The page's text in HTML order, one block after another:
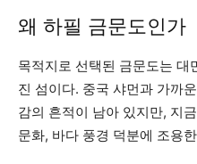
왜 하필 금문도인가
목적지로 선택된 금문도는 대
진 섬이다. 중국 샤먼과 가까
감의 흔적이 남아 있지만, 지
문화, 바다 풍경 덕분에 조용